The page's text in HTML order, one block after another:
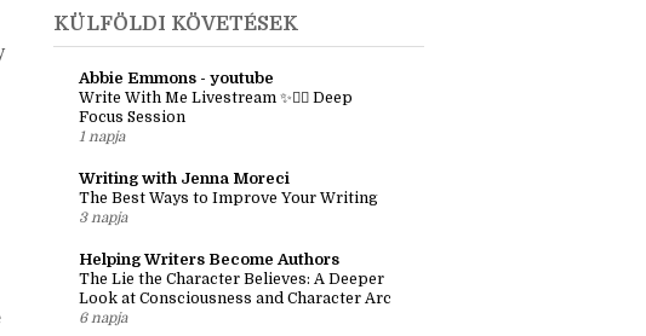
lesz az álmodozásból írás?
5 hónapja
KÜLFÖLDI KÖVETÉSEK
Write With Me Livestream ✨✍🏼 Deep
Focus Session
1 napja
Writing with Jenna Moreci
The Best Ways to Improve Your Writing
3 napja